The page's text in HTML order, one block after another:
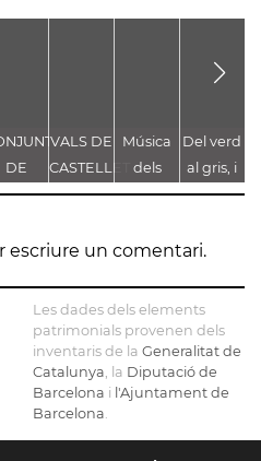
DE
CAMÍ
VALS DE
CASTELLET
Música
dels
Pastorets
Del verd
al gris, i
repassa
vist
escriure un comentari.
Les dades dels elements
patrimonials provenen dels
inventaris de la Generalitat de
Catalunya , la Diputació de
Barcelona i l'Ajuntament de
Barcelona
El mapa base ha estat